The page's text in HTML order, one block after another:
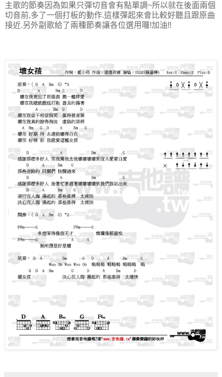
主歌的節奏因為如果只彈切音會有點單調~所以就在後面兩個
切音前,多了一個打板的動作.這樣彈起來會比較好聽且跟原曲
接近.另外副歌給了兩種節奏讓各位選用囉!加油!!